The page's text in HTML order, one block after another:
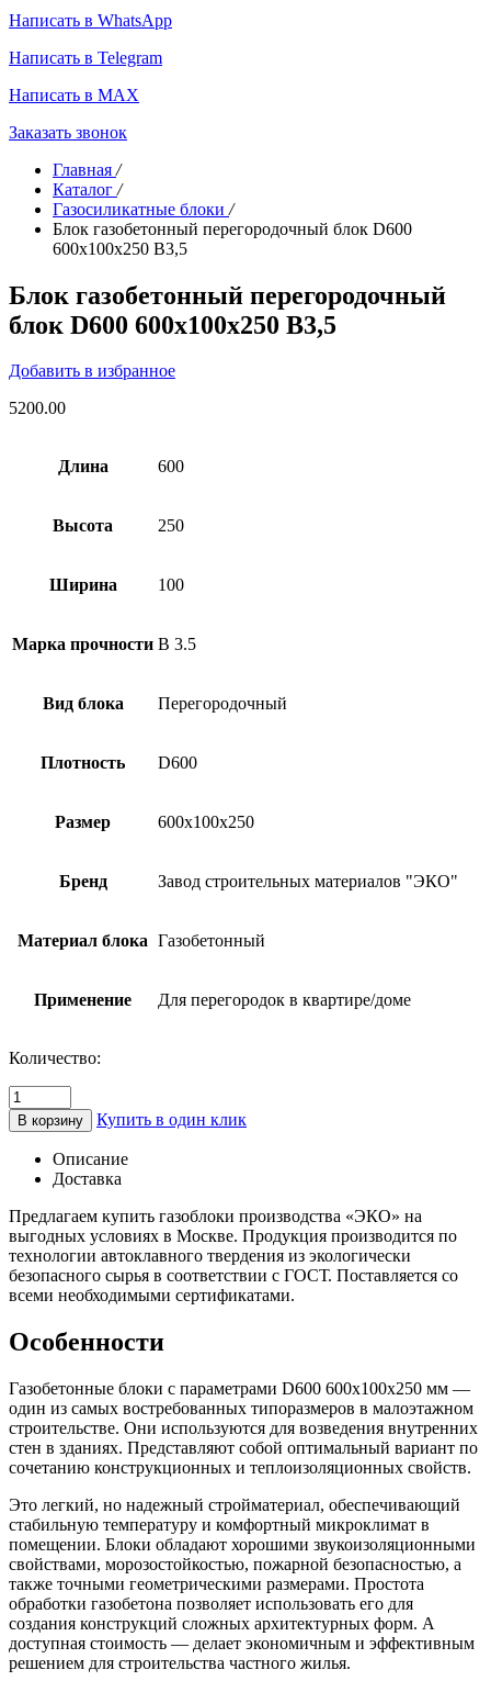
Написать в WhatsApp
Написать в Telegram
Написать в MAX
Заказать звонок
Главная /
Каталог /
Газосиликатные блоки /
Блок газобетонный перегородочный блок D600
600х100х250 B3,5
Блок газобетонный перегородочный
блок D600 600х100х250 B3,5
Добавить в избранное
5200.00
Длина 600
Высота 250
Ширина 100
Марка прочности B 3.5
Вид блока Перегородочный
Плотность D600
Размер 600х100х250
Бренд Завод строительных материалов "ЭКО"
Материал блока Газобетонный
Применение Для перегородок в квартире/доме
Количество:
Количество
товара
Блок
газобетонный
перегородочный
D600
600х100х250
B3,5
В корзину Купить в один клик
Описание
Доставка
Предлагаем купить газоблоки производства «ЭКО» на
выгодных условиях в Москве. Продукция производится по
технологии автоклавного твердения из экологически
безопасного сырья в соответствии с ГОСТ. Поставляется со
всеми необходимыми сертификатами.
Особенности
Газобетонные блоки с параметрами D600 600х100х250 мм —
один из самых востребованных типоразмеров в малоэтажном
строительстве. Они используются для возведения внутренних
стен в зданиях. Представляют собой оптимальный вариант по
сочетанию конструкционных и теплоизоляционных свойств.
Это легкий, но надежный стройматериал, обеспечивающий
стабильную температуру и комфортный микроклимат в
помещении. Блоки обладают хорошими звукоизоляционными
свойствами, морозостойкостью, пожарной безопасностью, а
также точными геометрическими размерами. Простота
обработки газобетона позволяет использовать его для
создания конструкций сложных архитектурных форм. А
доступная стоимость — делает экономичным и эффективным
решением для строительства частного жилья.